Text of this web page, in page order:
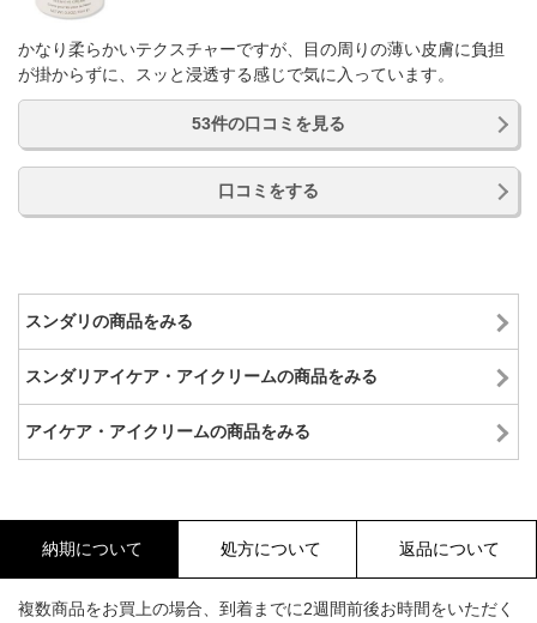
かなり柔らかいテクスチャーですが、目の周りの薄い皮膚に負担
が掛からずに、スッと浸透する感じで気に入っています。
53件の口コミを見る
口コミをする
スンダリの商品をみる
スンダリアイケア・アイクリームの商品をみる
アイケア・アイクリームの商品をみる
納期について 処方について 返品について
複数商品をお買上の場合、到着までに2週間前後お時間をいただく